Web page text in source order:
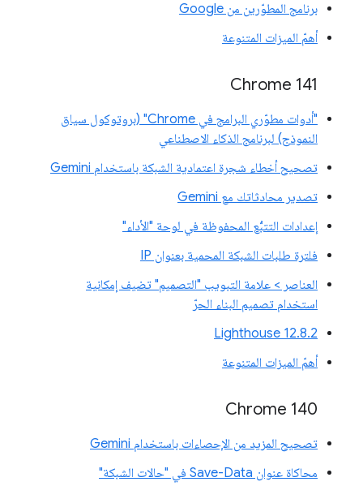
برنامج المطوّرين من Google
أهمّ الميزات المتنوعة
‫Chrome 141
"أدوات مطوّري البرامج في Chrome" (بروتوكول سياق
النموذج) لبرنامج الذكاء الاصطناعي
تصحيح أخطاء شجرة اعتمادية الشبكة باستخدام Gemini
تصدير محادثاتك مع Gemini
إعدادات التتبُّع المحفوظة في لوحة "الأداء"
فلترة طلبات الشبكة المحمية بعنوان IP
العناصر > علامة التبويب "التصميم" تضيف إمكانية
استخدام تصميم البناء الحرّ
‫Lighthouse 12.8.2
أهمّ الميزات المتنوعة
Chrome 140
تصحيح المزيد من الإحصاءات باستخدام Gemini
محاكاة عنوان Save-Data في "حالات الشبكة"